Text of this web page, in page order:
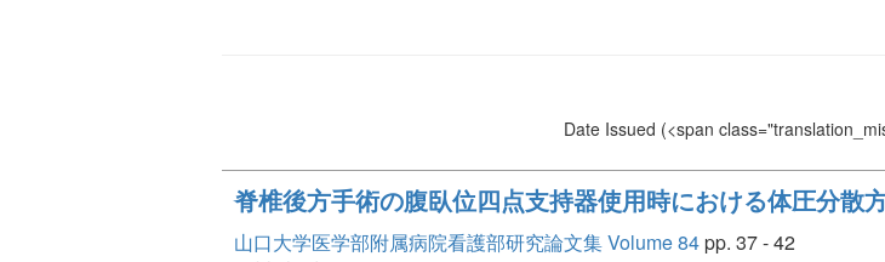
Date Issued (<span
脊椎後方手術の腹臥位四点支持器使用時における体圧分散
山口大学医学部附属病院看護部研究論文集 Volume 84pp. 37 - 42